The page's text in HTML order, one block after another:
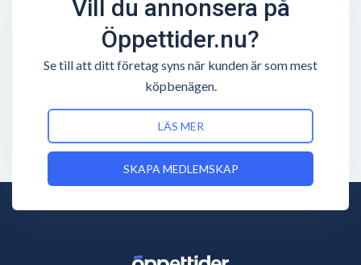
Vill du annonsera på
Öppettider.nu?
Se till att ditt företag syns när kunden är som mest
köpbenägen.
LÄS MER
SKAPA MEDLEMSKAP